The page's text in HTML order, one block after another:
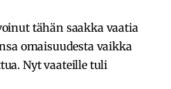
tähän saakka vaatia
omaisuudesta vaikka
Nyt vaateille tuli